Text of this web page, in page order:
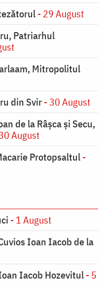
- 29 August
Patriarhul
Mitropolitul
din Svir- 30 August
de la Râşca şi Secu,
August
Protopsaltul-
- 1 August
Ioan Iacob de la
Iacob Hozevitul- 5